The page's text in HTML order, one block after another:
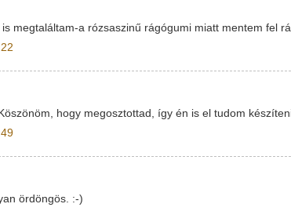
megtaláltam-a rózsaszinű rágógumi miatt mentem fel
hogy megosztottad, így én is el tudom
ördöngös. :-)